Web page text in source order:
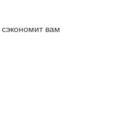
сэкономит вам